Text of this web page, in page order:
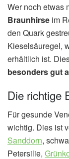
Wer noch etwas
Braunhirse im
den Quark
Kieselsäuregel,
erhältlich ist.
besonders gut
Die richtige
Für gesunde
wichtig. Dies ist
Sanddorn,
Petersilie,